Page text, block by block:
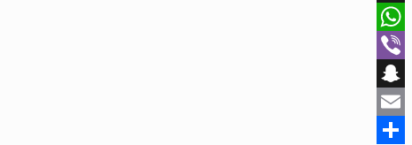
X
WhatsApp
Viber
Snapchat
Email